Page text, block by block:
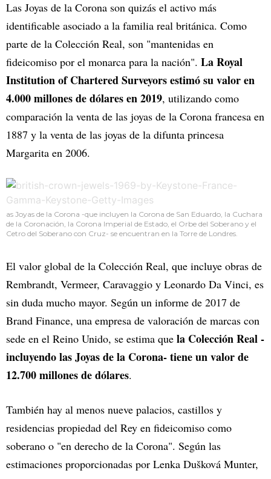
Las Joyas de la Corona son quizás el activo más
identificable asociado a la familia real británica. Como
parte de la Colección Real, son "mantenidas en
fideicomiso por el monarca para la nación". La Royal
Institution of Chartered Surveyors estimó su valor en
4.000 millones de dólares en 2019, utilizando como
comparación la venta de las joyas de la Corona francesa en
1887 y la venta de las joyas de la difunta princesa
Margarita en 2006.
as Joyas de la Corona -que incluyen la Corona de San Eduardo, la Cuchara
de la Coronación, la Corona Imperial de Estado, el Orbe del Soberano y el
Cetro del Soberano con Cruz- se encuentran en la Torre de Londres.
El valor global de la Colección Real, que incluye obras de
Rembrandt, Vermeer, Caravaggio y Leonardo Da Vinci, es
sin duda mucho mayor. Según un informe de 2017 de
Brand Finance, una empresa de valoración de marcas con
sede en el Reino Unido, se estima que la Colección Real -
incluyendo las Joyas de la Corona- tiene un valor de
12.700 millones de dólares.
También hay al menos nueve palacios, castillos y
residencias propiedad del Rey en fideicomiso como
soberano o "en derecho de la Corona". Según las
estimaciones proporcionadas por Lenka Dušková Munter,